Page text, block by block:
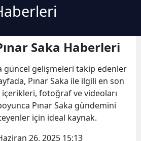
Saka Haberleri
güncel gelişmeleri takip edenler
Pınar Saka ile ilgili en son
içerikleri, fotoğraf ve videoları
Pınar Saka gündemini
için ideal kaynak.
26, 2025 15:13